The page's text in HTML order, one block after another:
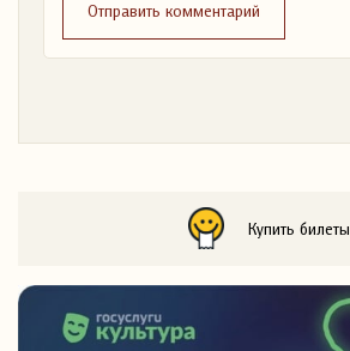
Отправить комментарий
Купить билеты